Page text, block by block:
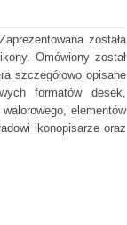
została
Omówiony został
szczegółowo opisane
formatów desek,
elementów
ikonopisarze oraz